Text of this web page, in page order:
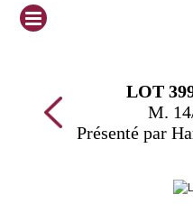
LOT
M.
Présenté par